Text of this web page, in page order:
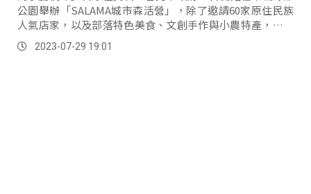
公園舉辦「SALAMA城市森活營」，除了邀請60家原住民族
人氣店家，以及部落特色美食、文創手作與小農特產，現場
來安排族服體驗、親子DIY互動遊戲等多元化體驗活動，市
長也希望邀請民眾一同前來，感受原住民族獨特且智慧的生
2023-07-29 19:01